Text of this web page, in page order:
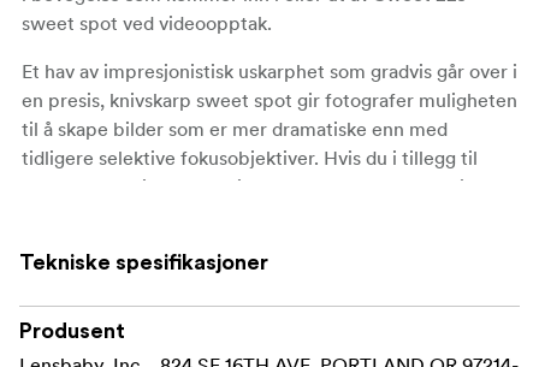
sweet spot ved videoopptak.
Et hav av impresjonistisk uskarphet som gradvis går over i
en presis, knivskarp sweet spot gir fotografer muligheten
til å skape bilder som er mer dramatiske enn med
tidligere selektive fokusobjektiver. Hvis du i tillegg til
denne dramatiske, selektive fokuseffekten legger til en
enkelt motiv fra omgivelsene, samtidig som du kan
komme tett på, helt ned til 127 mm fra objektivet, for å
skille motivet fra bakgrunnen.
Tekniske spesifikasjoner
Produsent